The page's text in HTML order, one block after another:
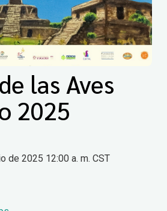
las Aves
2025
de 2025 12:00 a. m. CST